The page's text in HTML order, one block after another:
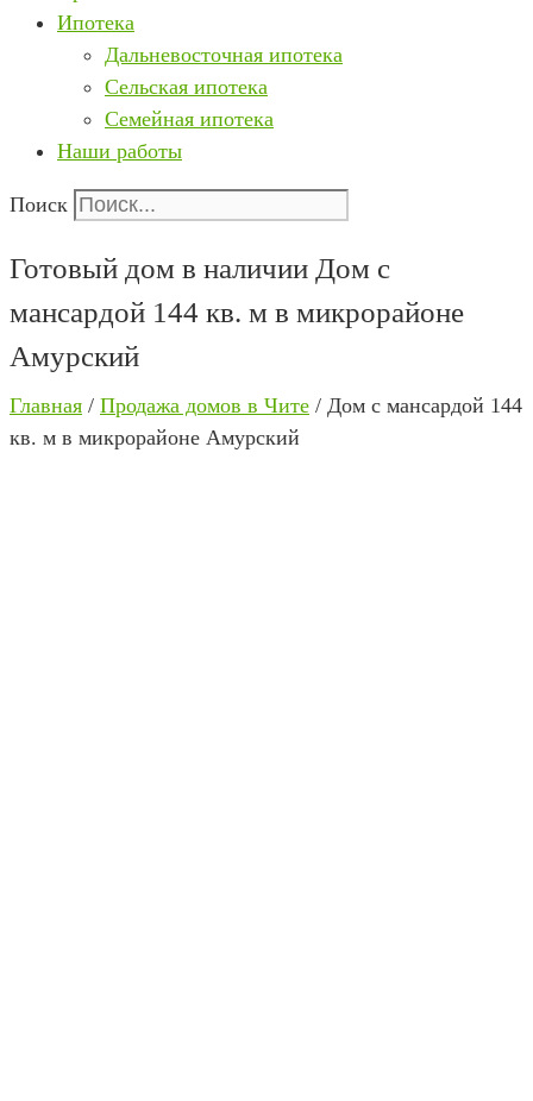
Ипотека
Дальневосточная ипотека
Сельская ипотека
Семейная ипотека
Наши работы
Поиск
Готовый дом в наличии Дом с
мансардой 144 кв. м в микрорайоне
Амурский
Главная / Продажа домов в Чите / Дом с мансардой 144
кв. м в микрорайоне Амурский